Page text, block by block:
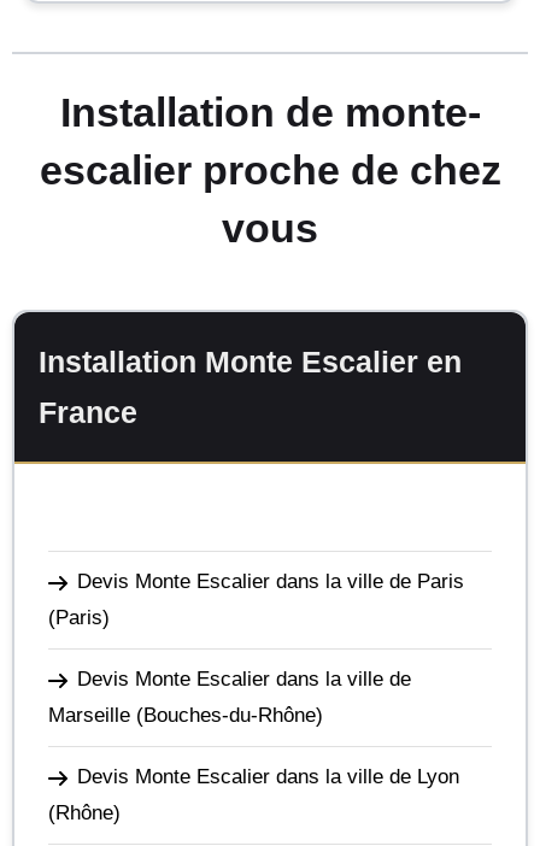
Installation de monte-
escalier proche de chez
vous
Installation Monte Escalier en
France
Devis Monte Escalier dans la ville de Paris
(Paris)
Devis Monte Escalier dans la ville de
Marseille (Bouches-du-Rhône)
Devis Monte Escalier dans la ville de Lyon
(Rhône)